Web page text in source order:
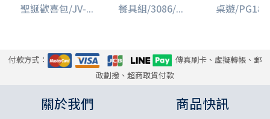
聖誕歡喜包/JV-... 餐具組/3086/... 桌遊/PG18/
付款方式：
傳真刷卡、虛擬轉帳、郵
政劃撥、超商取貨付款
關於我們 商品快訊